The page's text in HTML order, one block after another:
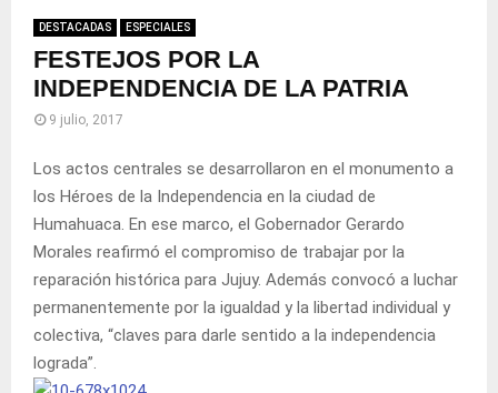
DESTACADAS ESPECIALES
FESTEJOS POR LA
INDEPENDENCIA DE LA PATRIA
9 julio, 2017
Los actos centrales se desarrollaron en el monumento a
los Héroes de la Independencia en la ciudad de
Humahuaca. En ese marco, el Gobernador Gerardo
Morales reafirmó el compromiso de trabajar por la
reparación histórica para Jujuy. Además convocó a luchar
permanentemente por la igualdad y la libertad individual y
colectiva, “claves para darle sentido a la independencia
lograda”.